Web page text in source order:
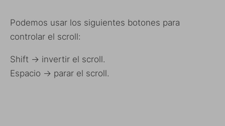
Podemos usar los siguientes botones para
controlar el scroll:
Shift -> invertir el scroll.
Espacio -> parar el scroll.